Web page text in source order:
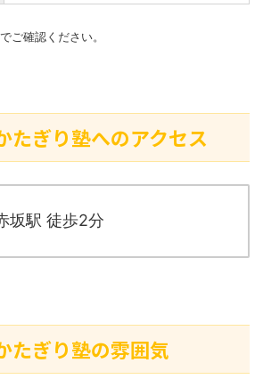
でご確認ください。
たぎり塾へのアクセス
坂駅 徒歩2分
たぎり塾の雰囲気